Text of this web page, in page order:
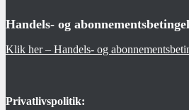
Handels- og
Klik her – Handels- og
Privatlivspolitik: